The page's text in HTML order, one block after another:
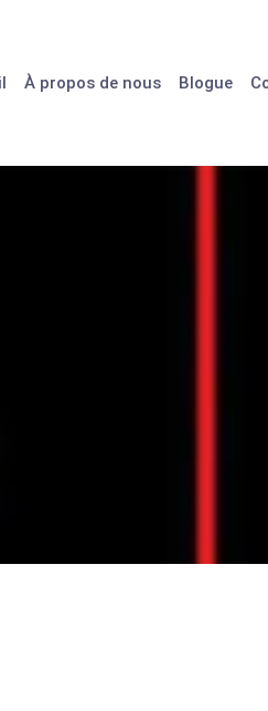
À propos de nous Blogue